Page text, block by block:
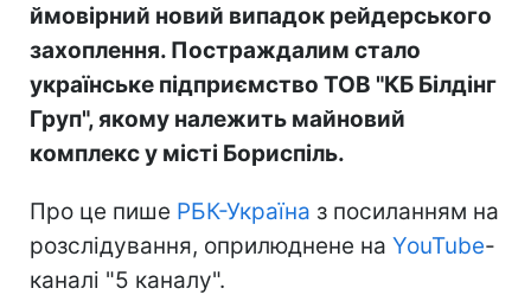
ймовірний новий випадок рейдерського
захоплення. Постраждалим стало
українське підприємство ТОВ "КБ Білдінг
Груп", якому належить майновий
комплекс у місті Бориспіль.
Про це пише РБК-Україна з посиланням на
розслідування, оприлюднене на YouTube-
каналі "5 каналу".